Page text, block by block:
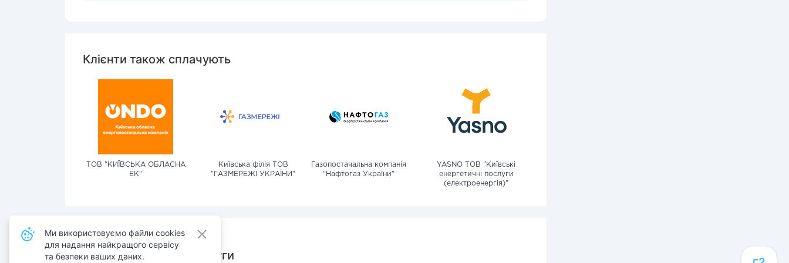
Клієнти також сплачують
ТОВ "КИЇВСЬКА ОБЛАСНА
ЕК"
Київська філія ТОВ
"ГАЗМЕРЕЖІ УКРАЇНИ"
Газопостачальна компанія
"Нафтогаз України"
YASNO ТОВ "Київські
енергетичні послуги
(електроенергія)"
Також сплачують послуги
Ми використовуємо файли cookies
для надання найкращого сервісу
та безпеки ваших даних.